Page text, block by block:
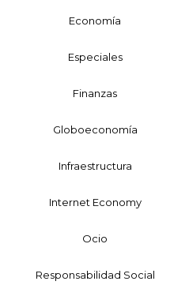
Economía
Especiales
Finanzas
Globoeconomía
Infraestructura
Internet Economy
Ocio
Responsabilidad Social